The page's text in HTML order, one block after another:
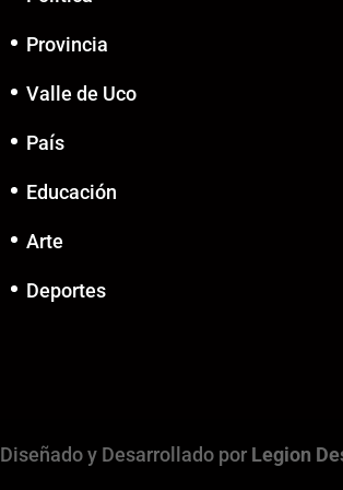
Provincia
Valle de Uco
País
Educación
Arte
Deportes
Diseñado y Desarrollado por Legion